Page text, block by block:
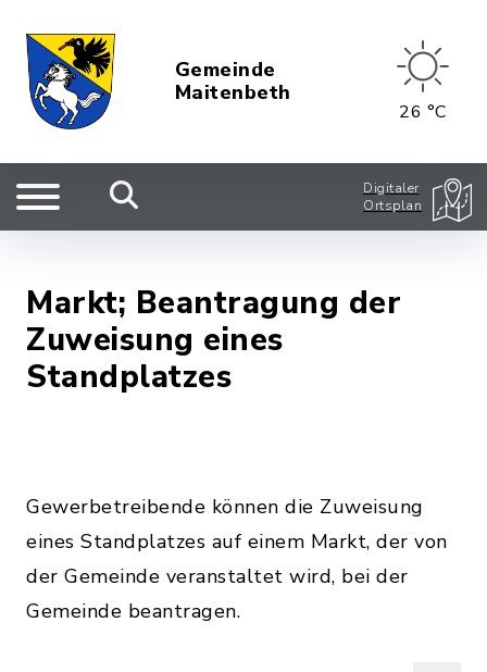
Gemeinde
Maitenbeth
26 °C
Digitaler
Ortsplan
Markt; Beantragung der
Zuweisung eines
Standplatzes
Gewerbetreibende können die Zuweisung
eines Standplatzes auf einem Markt, der von
der Gemeinde veranstaltet wird, bei der
Gemeinde beantragen.